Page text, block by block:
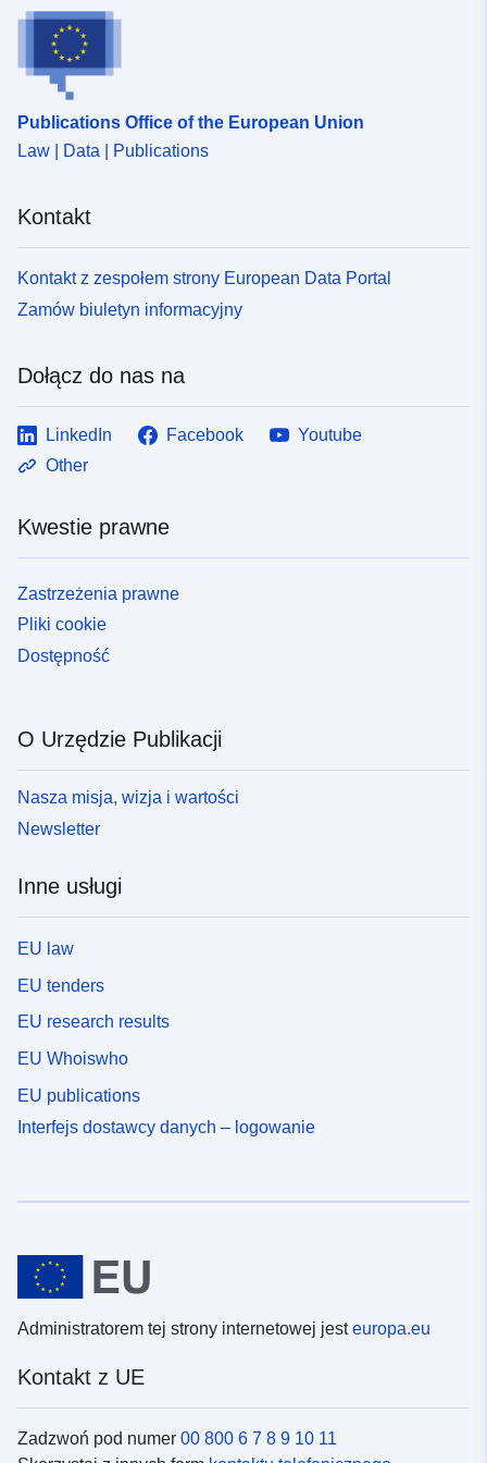
Publications Office of the European Union
Law | Data | Publications
Kontakt
Kontakt z zespołem strony European Data Portal
Zamów biuletyn informacyjny
Dołącz do nas na
LinkedIn Facebook
Youtube
Other
Kwestie prawne
Zastrzeżenia prawne
Pliki cookie
Dostępność
O Urzędzie Publikacji
Nasza misja, wizja i wartości
Newsletter
Inne usługi
EU law
EU tenders
EU research results
EU Whoiswho
EU publications
Interfejs dostawcy danych – logowanie
Administratorem tej strony internetowej jesteuropa.eu
Kontakt z UE
Zadzwoń pod numer 00 800 6 7 8 9 10 11